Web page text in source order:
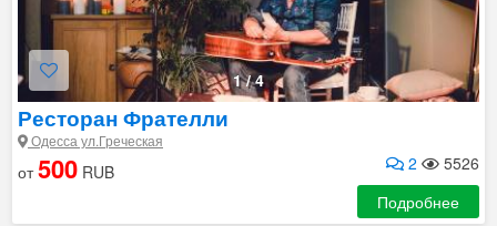
1/4
Ресторан Фрателли
Одесса ул.Греческая
2 5526
от500 RUB
Подробнее